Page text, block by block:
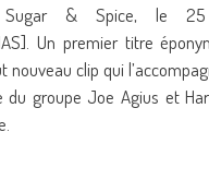
Sugar & Spice, le 25
Un premier titre
nouveau clip qui
groupe Joe Agius et